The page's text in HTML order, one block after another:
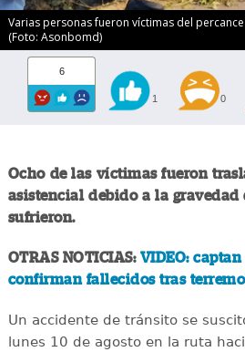
Varias personas fueron víctimas del
(Foto: Asonbomd)
6
1 0
Ocho de las víctimas fueron
asistencial debido a la gravedad
sufrieron.
OTRAS NOTICIAS: VIDEO:
confirman fallecidos tras
Un accidente de tránsito se
lunes 10 de agosto en la ruta